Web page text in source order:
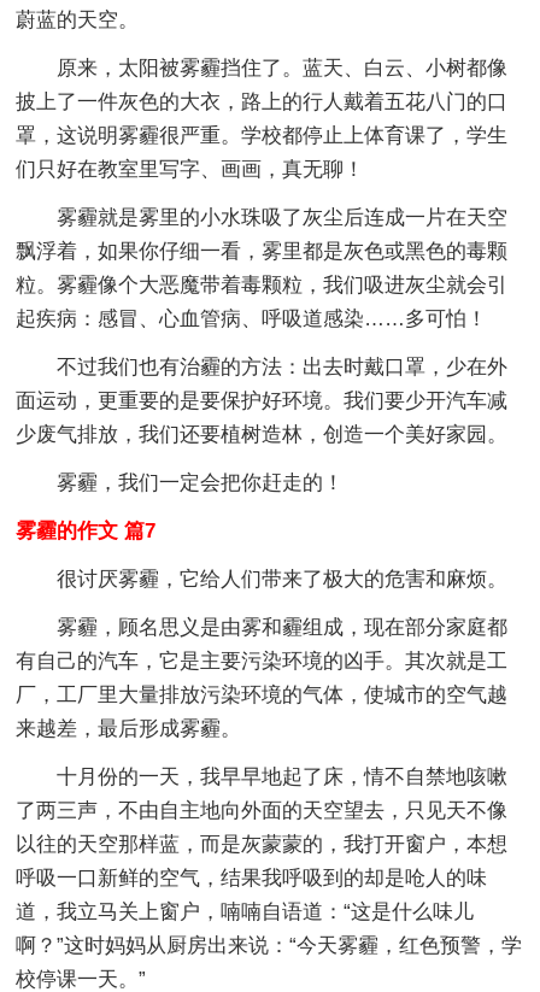
蔚蓝的天空。
原来，太阳被雾霾挡住了。蓝天、白云、小树都像
披上了一件灰色的大衣，路上的行人戴着五花八门的口
罩，这说明雾霾很严重。学校都停止上体育课了，学生
们只好在教室里写字、画画，真无聊！
雾霾就是雾里的小水珠吸了灰尘后连成一片在天空
飘浮着，如果你仔细一看，雾里都是灰色或黑色的毒颗
粒。雾霾像个大恶魔带着毒颗粒，我们吸进灰尘就会引
起疾病：感冒、心血管病、呼吸道感染……多可怕！
不过我们也有治霾的方法：出去时戴口罩，少在外
面运动，更重要的是要保护好环境。我们要少开汽车减
少废气排放，我们还要植树造林，创造一个美好家园。
雾霾，我们一定会把你赶走的！
雾霾的作文 篇7
很讨厌雾霾，它给人们带来了极大的危害和麻烦。
雾霾，顾名思义是由雾和霾组成，现在部分家庭都
有自己的汽车，它是主要污染环境的凶手。其次就是工
厂，工厂里大量排放污染环境的气体，使城市的空气越
来越差，最后形成雾霾。
十月份的一天，我早早地起了床，情不自禁地咳嗽
了两三声，不由自主地向外面的天空望去，只见天不像
以往的天空那样蓝，而是灰蒙蒙的，我打开窗户，本想
呼吸一口新鲜的空气，结果我呼吸到的却是呛人的味
道，我立马关上窗户，喃喃自语道：“这是什么味儿
啊？”这时妈妈从厨房出来说：“今天雾霾，红色预警，学
校停课一天。”